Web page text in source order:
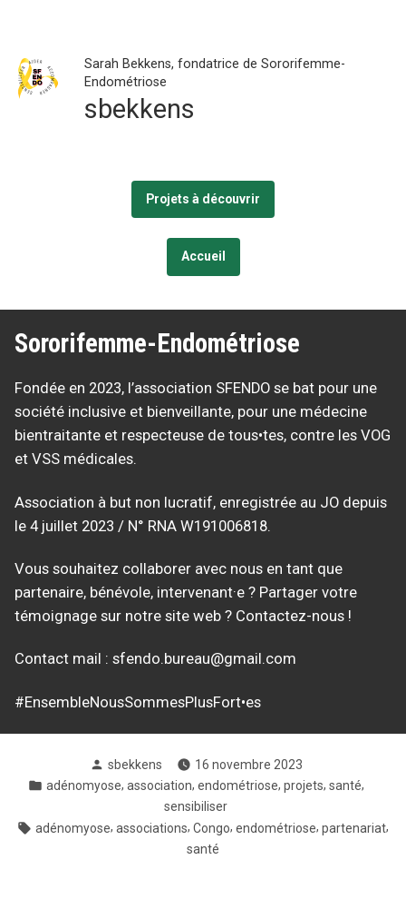
Sarah Bekkens, fondatrice de Sororifemme-
Endométriose
sbekkens
Projets à découvrir
Accueil
Sororifemme-Endométriose
Fondée en 2023, l’association SFENDO se bat pour une
société inclusive et bienveillante, pour une médecine
bientraitante et respecteuse de tous•tes, contre les VOG
et VSS médicales.
Association à but non lucratif, enregistrée au JO depuis
le 4 juillet 2023 / N° RNA W191006818.
Vous souhaitez collaborer avec nous en tant que
partenaire, bénévole, intervenant·e ? Partager votre
témoignage sur notre site web ? Contactez-nous !
Contact mail : sfendo.bureau@gmail.com
#EnsembleNousSommesPlusFort•es
Posté
par
sbekkens
16 novembre 2023
Posté
adénomyose, association, endométriose, projets, santé,
sensibiliser
Tags:
adénomyose, associations, Congo, endométriose, partenariat,
santé